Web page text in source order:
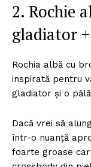
2. Rochie
gladiator
Rochia albă cu
inspirată pentru
gladiator și o
Dacă vrei să
într-o nuanță
foarte groase